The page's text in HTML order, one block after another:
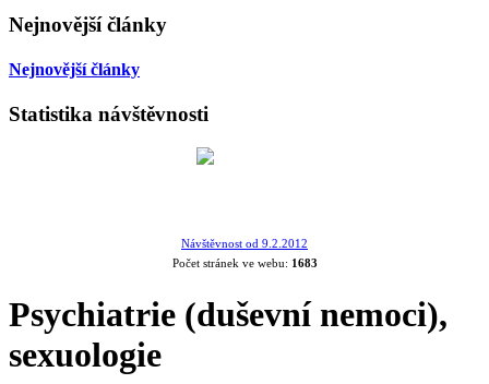
Nejnovější články
Nejnovější články
Statistika návštěvnosti
Návštěvnost od 9.2.2012
Počet stránek ve webu: 1683
Psychiatrie (duševní nemoci),
sexuologie